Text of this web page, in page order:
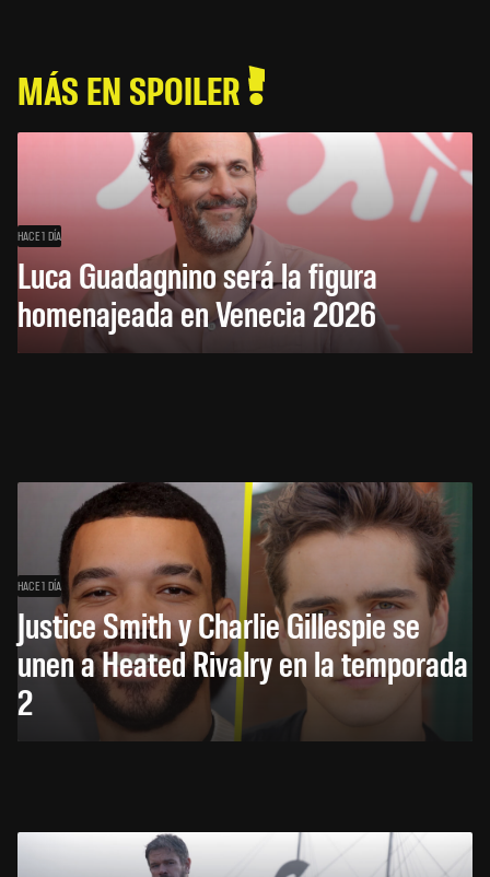
MÁS EN SPOILER
HACE 1 DÍA
Luca Guadagnino será la figura
homenajeada en Venecia 2026
HACE 1 DÍA
Justice Smith y Charlie Gillespie se
unen a Heated Rivalry en la temporada
2